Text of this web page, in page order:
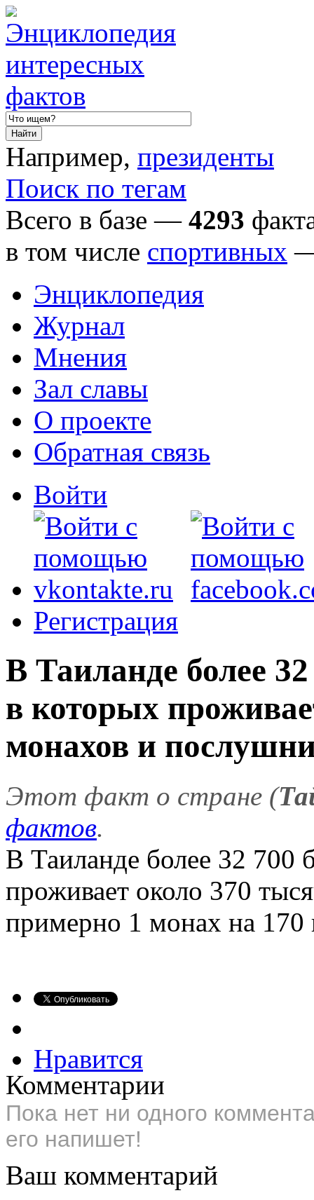
Например, президенты
Поиск по тегам
Всего в базе — 4293
в том числе спортивных
Энциклопедия
Журнал
Мнения
Зал славы
О проекте
Обратная связь
Войти
Регистрация
В Таиланде более
в которых
монахов и
Этот факт о стране (
фактов.
В Таиланде более 32 700
проживает около 370
примерно 1 монах на 170
Нравится
Комментарии
Пока нет ни одного
его напишет!
Ваш комментарий